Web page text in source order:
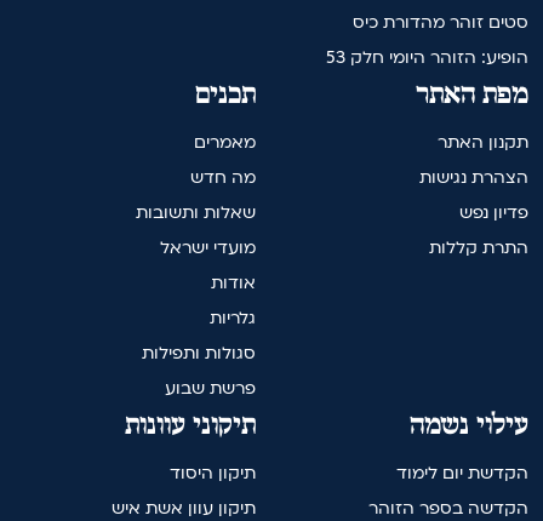
סטים זוהר מהדורת כיס
הופיע: הזוהר היומי חלק 53
תכנים
מאמרים
מה חדש
שאלות ותשובות
מועדי ישראל
אודות
גלריות
סגולות ותפילות
פרשת שבוע
מפת האתר
תקנון האתר
הצהרת נגישות
פדיון נפש
התרת קללות
תיקוני עוונות
תיקון היסוד
תיקון עוון אשת איש
עילוי נשמה
הקדשת יום לימוד
הקדשה בספר הזוהר